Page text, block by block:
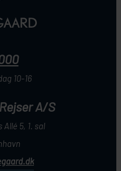
10-16
A/S
5, 1. sal